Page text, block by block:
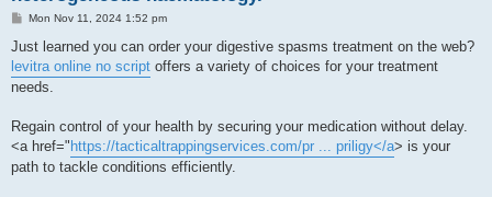
P
s
Mon Nov 11, 2024 1:52 pm
Just learned you can order your digestive spasms treatment on the web?
levitra online no script offers a variety of choices for your treatment
needs.
Regain control of your health by securing your medication without delay.
<a href=" https://tacticaltrappingservices.com/pr ... priligy</a> is your
path to tackle conditions efficiently.